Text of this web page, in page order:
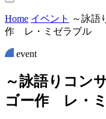
Home イベント
～詠語
作 レ・ミゼラブル
event
～詠語り コ ン
ゴー作 レ ・ ミ